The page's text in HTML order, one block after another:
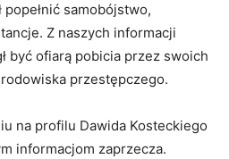
popełnić samobójstwo,
Z naszych informacji
być ofiarą pobicia przez swoich
przestępczego.
na profilu Dawida Kosteckiego
informacjom zaprzecza.